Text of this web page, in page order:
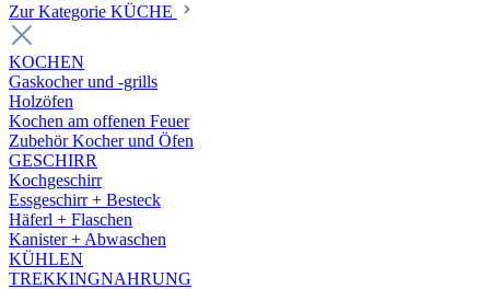
Zur Kategorie KÜCHE
KOCHEN
Gaskocher und -grills
Holzöfen
Kochen am offenen Feuer
Zubehör Kocher und Öfen
GESCHIRR
Kochgeschirr
Essgeschirr + Besteck
Häferl + Flaschen
Kanister + Abwaschen
KÜHLEN
TREKKINGNAHRUNG